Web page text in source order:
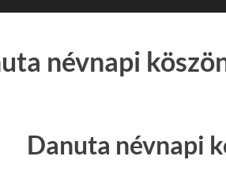
névnapi
Danuta névnapi